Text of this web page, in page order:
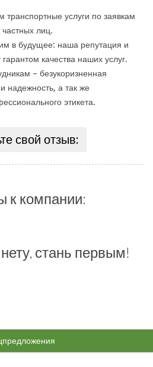
услуги по заявкам
частных лиц.
в будущее: наша репутация и
качества наших услуг.
– безукоризненная
и надежность, а так же
этикета.
свой отзыв:
к компании:
стань первым!